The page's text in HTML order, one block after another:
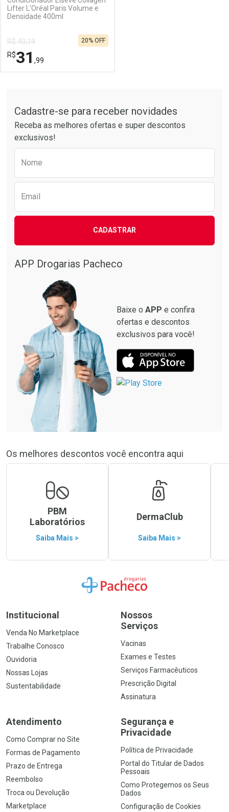
Comprar sem Desconto
Por R$ 25,59/cada
Comprar sem Desconto
Por R$ 25,59/cada
Lifter L'Oréal Paris Volume e
Densidade 400ml
R$ 40,19
R$31 ,99
20% OFF
Laboratório
Comprar sem Desconto
Por Menos
Comprar sem Desconto
Por R$ 31,99/cada
Cadastre-se para receber novidades
Receba as melhores ofertas e super descontos
exclusivos!
Nome
Email
CADASTRAR
APP Drogarias Pacheco
Baixe o APP e confira
ofertas e descontos
exclusivos para você!
Os melhores descontos você encontra aqui
PBM
Laboratórios
Saiba Mais >
DermaClub
Saiba Mais >
Ir para a Home
Institucional
Venda No Marketplace
Trabalhe Conosco
Ouvidoria
Nossas Lojas
Sustentabilidade
Nossos
Serviços
Vacinas
Exames e Testes
Serviços Farmacêuticos
Prescrição Digital
Assinatura
Atendimento
Como Comprar no Site
Formas de Pagamento
Prazo de Entrega
Reembolso
Troca ou Devolução
Marketplace
Segurança e
Privacidade
Política de Privacidade
Portal do Titular de Dados
Pessoais
Como Protegemos os Seus
Dados
Configuração de Cookies